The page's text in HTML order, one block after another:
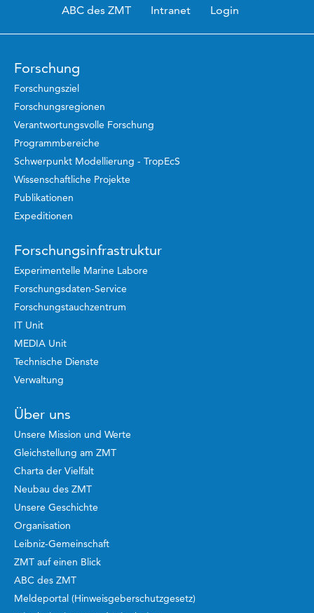
ABC des ZMT
Intranet Login
Forschung
Forschungsziel
Forschungsregionen
Verantwortungsvolle Forschung
Programmbereiche
Schwerpunkt Modellierung - TropEcS
Wissenschaftliche Projekte
Publikationen
Expeditionen
Forschungsinfrastruktur
Experimentelle Marine Labore
Forschungsdaten-Service
Forschungstauchzentrum
IT Unit
MEDIA Unit
Technische Dienste
Verwaltung
Über uns
Unsere Mission und Werte
Gleichstellung am ZMT
Charta der Vielfalt
Neubau des ZMT
Unsere Geschichte
Organisation
Leibniz-Gemeinschaft
ZMT auf einen Blick
ABC des ZMT
Meldeportal (Hinweisgeberschutzgesetz)